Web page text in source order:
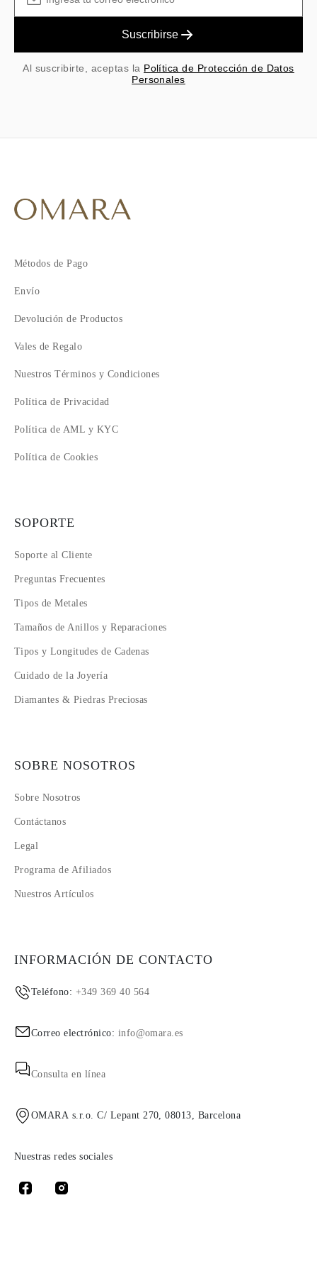
Suscribirse
Al suscribirte, aceptas la Política de Protección de Datos
Personales
Métodos de Pago
Envío
Devolución de Productos
Vales de Regalo
Nuestros Términos y Condiciones
Política de Privacidad
Política de AML y KYC
Política de Cookies
SOPORTE
Soporte al Cliente
Preguntas Frecuentes
Tipos de Metales
Tamaños de Anillos y Reparaciones
Tipos y Longitudes de Cadenas
Cuidado de la Joyería
Diamantes & Piedras Preciosas
SOBRE NOSOTROS
Sobre Nosotros
Contáctanos
Legal
Programa de Afiliados
Nuestros Artículos
INFORMACIÓN DE CONTACTO
Teléfono: +349 369 40 564
Correo electrónico: info@omara.es
Consulta en línea
OMARA s.r.o. C/ Lepant 270, 08013, Barcelona
Nuestras redes sociales